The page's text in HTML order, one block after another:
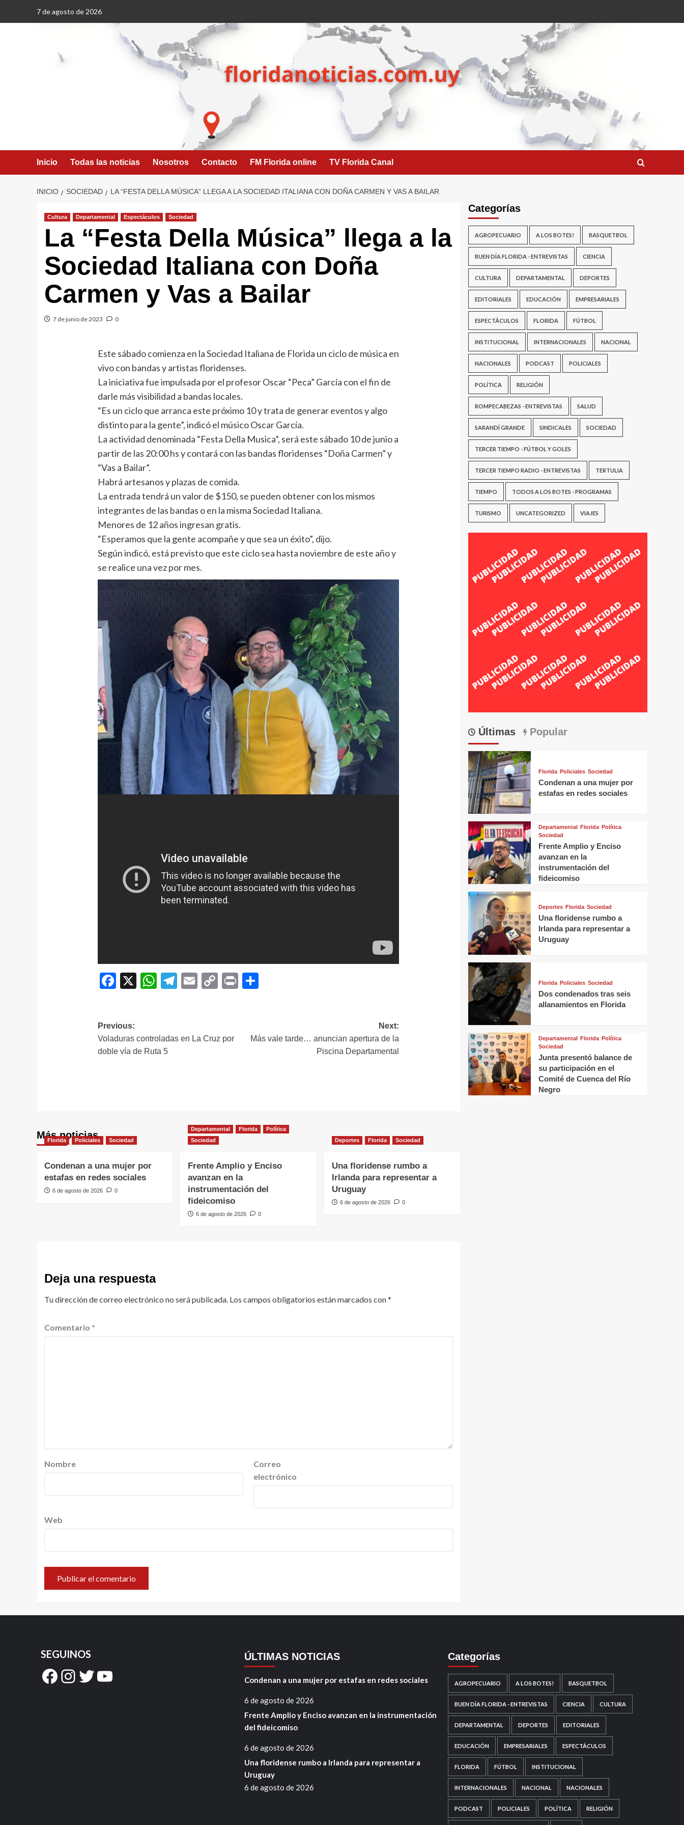
7 de agosto de 2026
Inicio Todas las noticias Nosotros Contacto FM Florida online TV Florida Canal
INICIO SOCIEDAD LA “FESTA DELLA MÚSICA” LLEGA A LA SOCIEDAD ITALIANA CON DOÑA CARMEN Y VAS A BAILAR
Cultura Departamental Espectáculos Sociedad
La “Festa Della Música” llega a la
Sociedad Italiana con Doña
Carmen y Vas a Bailar
7 de junio de 2023 0
Este sábado comienza en la Sociedad Italiana de Florida un ciclo de música en
vivo con bandas y artistas floridenses.
La iniciativa fue impulsada por el profesor Oscar “Peca” García con el fin de
darle más visibilidad a bandas locales.
“Es un ciclo que arranca este próximo 10 y trata de generar eventos y algo
distinto para la gente”, indicó el músico Oscar García.
La actividad denominada “Festa Della Musica”, será este sábado 10 de junio a
partir de las 20:00 hs y contará con las bandas floridenses “Doña Carmen” y
“Vas a Bailar”.
Habrá artesanos y plazas de comida.
La entrada tendrá un valor de $150, se pueden obtener con los mismos
integrantes de las bandas o en la misma Sociedad Italiana.
Menores de 12 años ingresan gratis.
“Esperamos que la gente acompañe y que sea un éxito”, dijo.
Según indicó, está previsto que este ciclo sea hasta noviembre de este año y
se realice una vez por mes.
Facebook
X WhatsApp
Telegram
EmailCopyPrint
Navegación
de
Previous:
Voladuras controladas en La Cruz por
doble vía de Ruta 5
Next:
Más vale tarde… anuncian apertura de la
Piscina Departamental
Más noticias
Florida Policiales Sociedad
Condenan a una mujer por
estafas en redes sociales
6 de agosto de 2026 0
Departamental Florida
Política
Sociedad
Frente Amplio y Enciso
avanzan en la
instrumentación del
fideicomiso
6 de agosto de 2026 0
Deportes Florida Sociedad
Una floridense rumbo a
Irlanda para representar a
Uruguay
6 de agosto de 2026 0
Deja una respuesta
Tu dirección de correo electrónico no será publicada. Los campos obligatorios están marcados con*
Comentario *
Nombre
Correo
electrónico
Web
Categorías
AGROPECUARIO A LOS BOTES! BASQUETBOL
BUEN DÍA FLORIDA - ENTREVISTAS CIENCIA
CULTURA DEPARTAMENTAL DEPORTES
EDITORIALES EDUCACIÓN EMPRESARIALES
ESPECTÁCULOS FLORIDA FÚTBOL
INSTITUCIONAL INTERNACIONALES NACIONAL
NACIONALES PODCAST POLICIALES
POLÍTICA RELIGIÓN
ROMPECABEZAS - ENTREVISTAS SALUD
SARANDÍ GRANDE SINDICALES SOCIEDAD
TERCER TIEMPO - FÚTBOL Y GOLES
TERCER TIEMPO RADIO - ENTREVISTAS TERTULIA
TIEMPO TODOS A LOS BOTES - PROGRAMAS
TURISMO UNCATEGORIZED VIAJES
Últimas Popular
Florida Policiales Sociedad
Condenan a una mujer por
estafas en redes sociales
Departamental Florida Política
Sociedad
Frente Amplio y Enciso
avanzan en la
instrumentación del
fideicomiso
Deportes Florida Sociedad
Una floridense rumbo a
Irlanda para representar a
Uruguay
Florida Policiales Sociedad
Dos condenados tras seis
allanamientos en Florida
Departamental Florida Política
Sociedad
Junta presentó balance de
su participación en el
Comité de Cuenca del Río
Negro
SEGUINOS
Facebook
Instagram
Twitter
YouTube
ÚLTIMAS NOTICIAS
Condenan a una mujer por estafas en redes sociales
6 de agosto de 2026
Frente Amplio y Enciso avanzan en la instrumentación
del fideicomiso
6 de agosto de 2026
Una floridense rumbo a Irlanda para representar a
Uruguay
6 de agosto de 2026
Categorías
AGROPECUARIO A LOS BOTES! BASQUETBOL
BUEN DÍA FLORIDA - ENTREVISTAS CIENCIA CULTURA
DEPARTAMENTAL DEPORTES EDITORIALES
EDUCACIÓN EMPRESARIALES ESPECTÁCULOS
FLORIDA FÚTBOL INSTITUCIONAL
INTERNACIONALES NACIONAL NACIONALES
PODCAST POLICIALES POLÍTICA RELIGIÓN